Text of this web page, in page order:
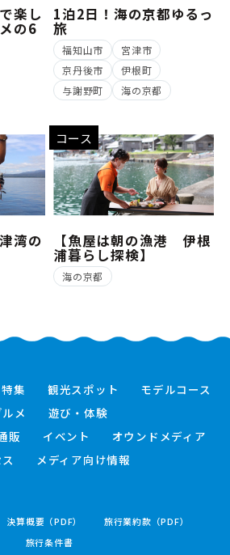
楽し
の6
1泊2日！海の京都ゆるっ
旅
福知山市
宮津市
京丹後市
伊根町
与謝野町
海の京都
湾の
コース
【魚屋は朝の漁港 伊根
浦暮らし探検】
海の京都
特集 観光スポット
モデルコース
ルメ
遊び・体験
販 イベント
オウンドメディア
メディア向け情報
決算概要（PDF）
旅行業約款（PDF）
旅行条件書